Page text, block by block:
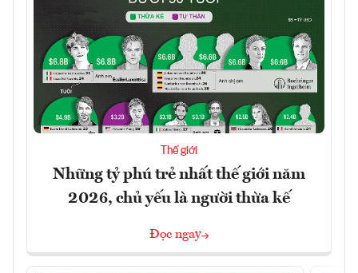
Thế giới
Những tỷ phú trẻ nhất thế giới năm
2026, chủ yếu là người thừa kế
Đọc ngay